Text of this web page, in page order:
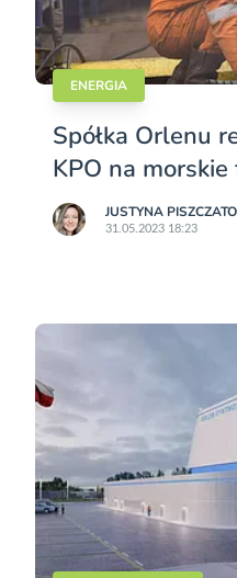
ENERGIA
Spółka Orlenu
KPO na
JUSTYNA
31.05.2023 18:23